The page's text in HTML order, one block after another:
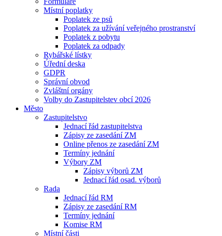
Místní poplatky
Poplatek ze psů
Poplatek za užívání veřejného prostranství
Poplatek z pobytu
Poplatek za odpady
Rybářské lístky
Úřední deska
GDPR
Správní obvod
Zvláštní orgány
Volby do Zastupitelstev obcí 2026
Město
Zastupitelstvo
Jednací řád zastupitelstva
Zápisy ze zasedání ZM
Online přenos ze zasedání ZM
Termíny jednání
Výbory ZM
Zápisy výborů ZM
Jednací řád osad. výborů
Rada
Jednací řád RM
Zápisy ze zasedání RM
Termíny jednání
Komise RM
Místní části